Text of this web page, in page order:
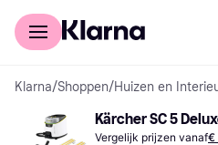
Voor shoppers
Klarna/Shoppen/Huizen en
Kärcher SC 5
Vergelijk prijzen vanaf€